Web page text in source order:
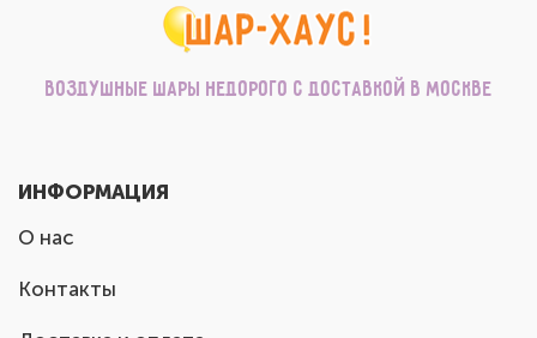
Воздушные шары недорого с доставкой в Москве
ИНФОРМАЦИЯ
О нас
Контакты